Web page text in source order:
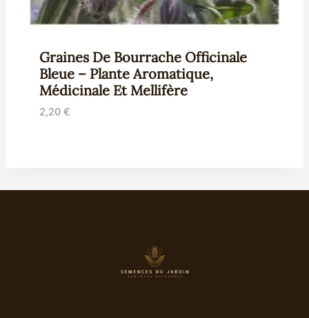
Graines De Bourrache Officinale
Bleue – Plante Aromatique,
Médicinale Et Mellifère
2,20 €